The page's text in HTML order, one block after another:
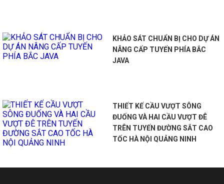
KHẢO SÁT CHUẨN BỊ CHO DỰ ÁN
NÂNG CẤP TUYẾN PHÍA BẮC
JAVA
THIẾT KẾ CẦU VƯỢT SÔNG
ĐUỐNG VÀ HAI CẦU VƯỢT ĐÊ
TRÊN TUYẾN ĐƯỜNG SẮT CAO
TỐC HÀ NỘI QUẢNG NINH